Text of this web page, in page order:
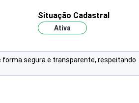
Situação Cadastral
Ativa
segura e transparente, respeitando